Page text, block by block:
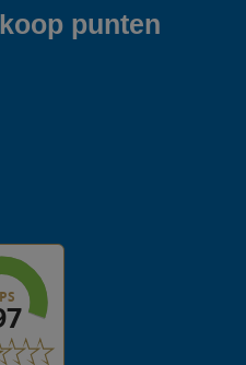
punten